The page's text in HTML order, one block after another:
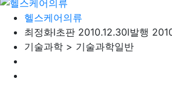
헬스케어의류
최정화l초판 2010.12.30l발행
기술과학 > 기술과학일반